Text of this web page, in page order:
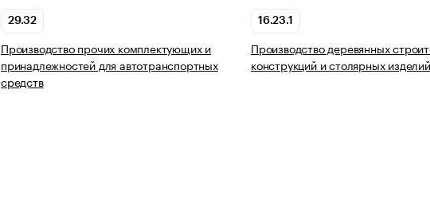
29.32
Производство прочих комплектующих и
принадлежностей для автотранспортных
средств
16.23.1
Производство деревянных
конструкций и столярных изделий